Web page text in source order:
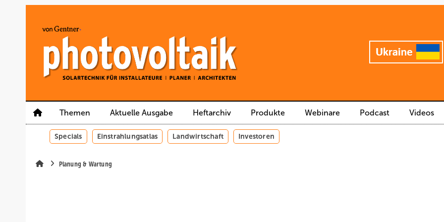
Themen Aktuelle Ausgabe Heftarchiv Produkte Webinare Podcast Videos
Specials Einstrahlungsatlas Landwirtschaft Investoren
Planung & Wartung